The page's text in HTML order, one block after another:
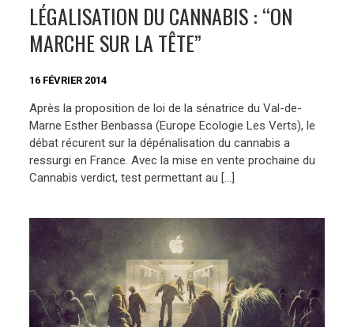
LÉGALISATION DU CANNABIS : “ON
MARCHE SUR LA TÊTE”
16 FÉVRIER 2014
Après la proposition de loi de la sénatrice du Val-de-
Marne Esther Benbassa (Europe Ecologie Les Verts), le
débat récurent sur la dépénalisation du cannabis a
ressurgi en France. Avec la mise en vente prochaine du
Cannabis verdict, test permettant au […]